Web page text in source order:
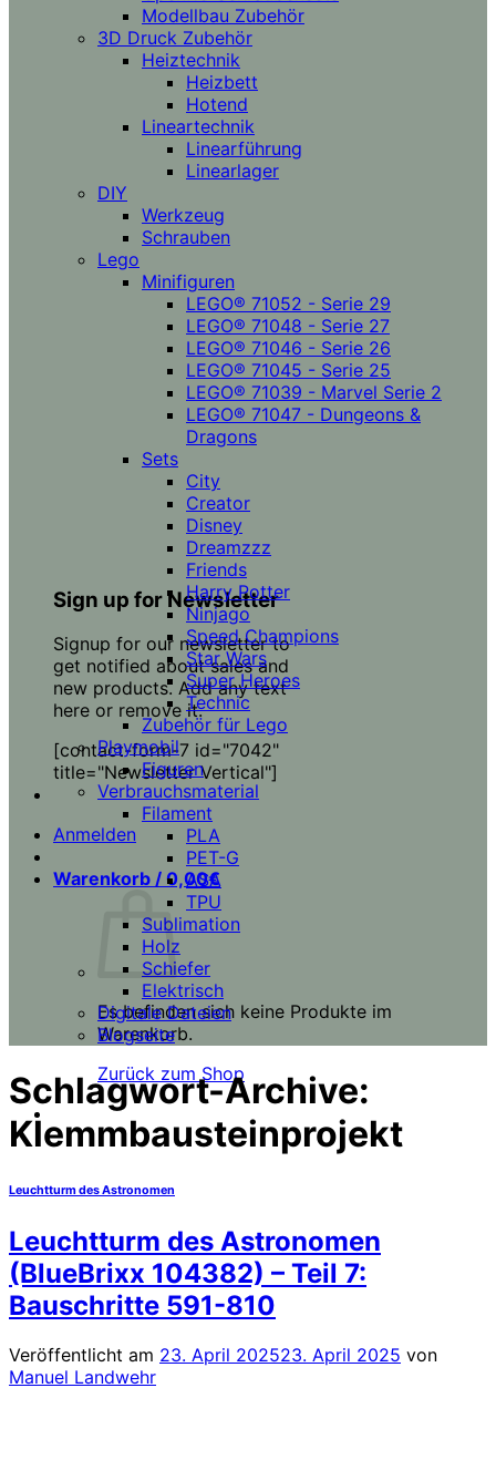
Sign up for Newsletter
Signup for our newsletter to
get notified about sales and
new products. Add any text
here or remove it.
[contact-form-7 id="7042"
title="Newsletter Vertical"]
Anmelden
Warenkorb / 0,00€
Es befinden sich keine Produkte im
Warenkorb.
Zurück zum Shop
Modellbau Zubehör
3D Druck Zubehör
Heiztechnik
Heizbett
Hotend
Lineartechnik
Linearführung
Linearlager
DIY
Werkzeug
Schrauben
Lego
Minifiguren
LEGO® 71052 - Serie 29
LEGO® 71048 - Serie 27
LEGO® 71046 - Serie 26
LEGO® 71045 - Serie 25
LEGO® 71039 - Marvel Serie 2
LEGO® 71047 - Dungeons &
Dragons
Sets
City
Creator
Disney
Dreamzzz
Friends
Harry Potter
Ninjago
Speed Champions
Star Wars
Super Heroes
Technic
Zubehör für Lego
Playmobil
Figuren
Verbrauchsmaterial
Filament
PLA
PET-G
ASA
TPU
Sublimation
Holz
Schiefer
Elektrisch
Digitale Dateien
Blogseite
Schlagwort-Archive:
Klemmbausteinprojekt
Leuchtturm des Astronomen
Leuchtturm des Astronomen
(BlueBrixx 104382) – Teil 7:
Bauschritte 591-810
Veröffentlicht am 23. April 202523. April 2025 von
Manuel Landwehr